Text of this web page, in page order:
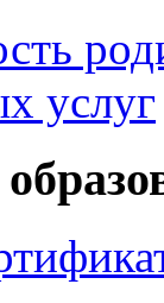
услуг